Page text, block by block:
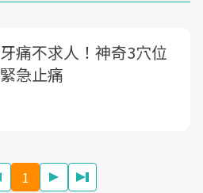
牙痛不求人！神奇3穴位
緊急止痛
1